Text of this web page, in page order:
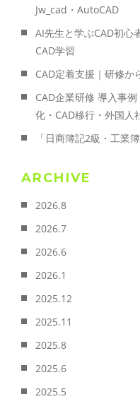
Jw_cad・AutoCAD
AI先生と学ぶCAD初心
CAD学習
CAD定着支援｜研修か
CAD企業研修 導入事
化・CAD移行・外国人
「日商簿記2級・工業
ARCHIVE
2026.8
2026.7
2026.6
2026.1
2025.12
2025.11
2025.8
2025.6
2025.5